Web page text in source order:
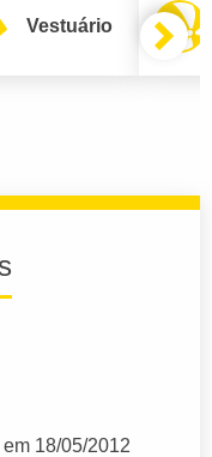
Vestuário
18/05/2012